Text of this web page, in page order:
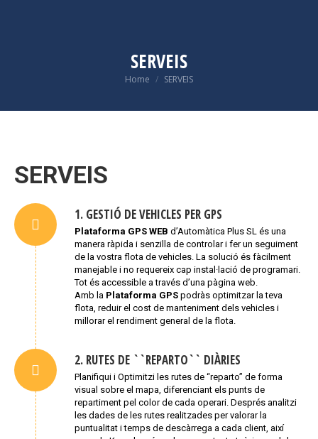
SERVEIS
You are here:
Home SERVEIS
SERVEIS
1. GESTIÓ DE VEHICLES PER GPS
Plataforma GPS WEB d’Automàtica Plus SL és una
manera ràpida i senzilla de controlar i fer un seguiment
de la vostra flota de vehicles. La solució és fàcilment
manejable i no requereix cap instal·lació de programari.
Tot és accessible a través d’una pàgina web.
Amb la Plataforma GPS podràs optimitzar la teva
flota, reduir el cost de manteniment dels vehicles i
millorar el rendiment general de la flota.
2. RUTES DE ``REPARTO`` DIÀRIES
Planifiqui i Optimitzi les rutes de “reparto” de forma
visual sobre el mapa, diferenciant els punts de
repartiment pel color de cada operari. Després analitzi
les dades de les rutes realitzades per valorar la
puntualitat i temps de descàrrega a cada client, així